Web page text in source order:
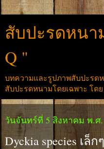
สับปะรดหนา
Q "
บทความและรูปภาพสับปะรด
สับปะรดหนามโดยเฉพาะ โดย
วันจันทร์ที่ 5 สิงหาคม พ.ศ.
Dyckia species เล็